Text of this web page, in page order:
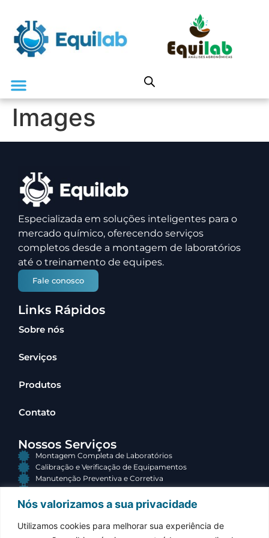
Nós valorizamos a sua privacidade
Utilizamos cookies para melhorar sua experiência de
Images
Especializada em soluções inteligentes para o
mercado químico, oferecendo serviços
completos desde a montagem de laboratórios
até o treinamento de equipes.
Fale conosco
Links Rápidos
Sobre nós
Serviços
Produtos
Contato
Nossos Serviços
Montagem Completa de Laboratórios
Calibração e Verificação de Equipamentos
Manutenção Preventiva e Corretiva
Consultoria e Terceirização
(34) 3313-3767